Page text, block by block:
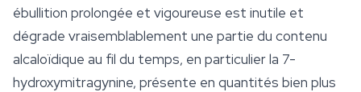
ébullition prolongée et vigoureuse est inutile et
dégrade vraisemblablement une partie du contenu
alcaloïdique au fil du temps, en particulier la 7-
hydroxymitragynine, présente en quantités bien plus